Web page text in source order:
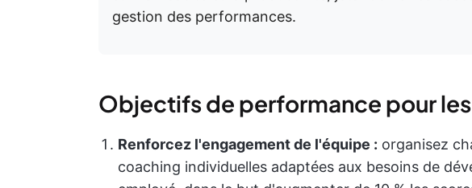
gestion des performances.
Objectifs de performance pour
Renforcez l'engagement de l'équipe : organisez
coaching individuelles adaptées aux besoins de